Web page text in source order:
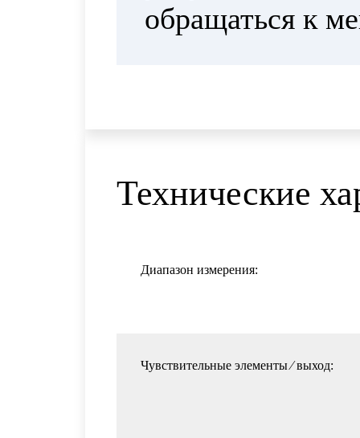
обращаться к
Технические
Диапазон измерения:
Чувствительные элементы ⁄ выход: